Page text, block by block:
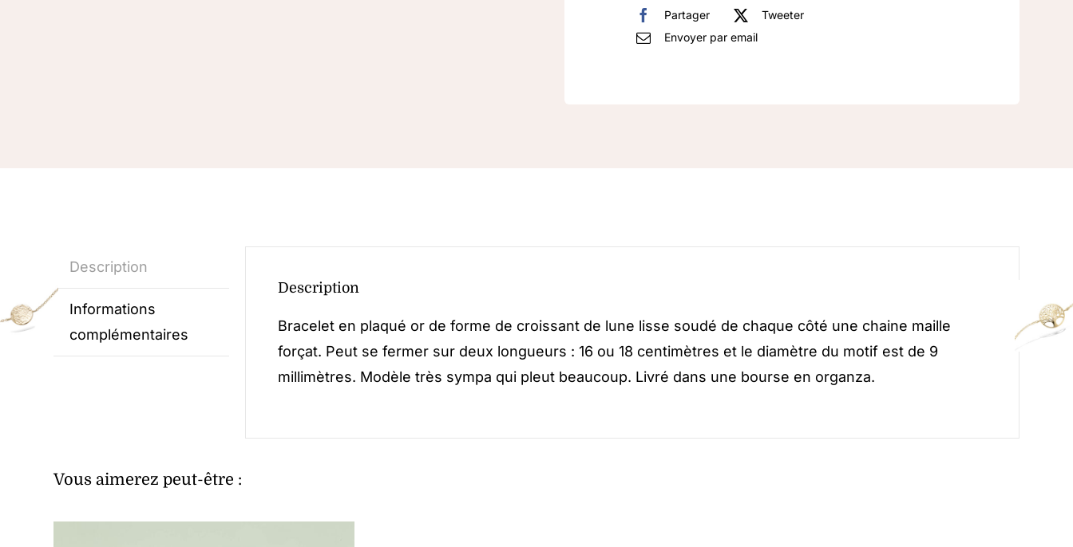
Partager
Tweeter
Envoyer par email
Description
Informations
complémentaires
Description
Bracelet en plaqué or de forme de croissant de lune lisse soudé de chaque côté une chaine maille
forçat. Peut se fermer sur deux longueurs : 16 ou 18 centimètres et le diamètre du motif est de 9
millimètres. Modèle très sympa qui pleut beaucoup. Livré dans une bourse en organza.
Vous aimerez peut-être :